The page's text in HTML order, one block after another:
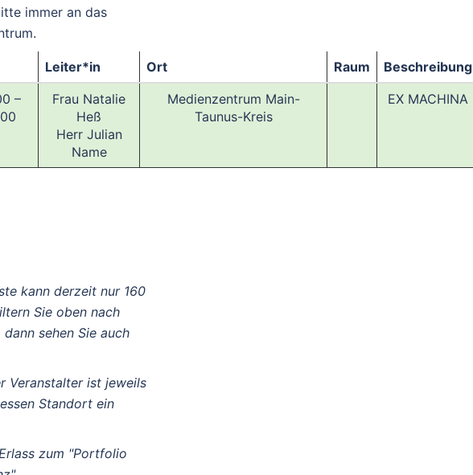
immer an das
Leiter*in Ort Raum
Beschreibung
–
Frau Natalie
Heß
Herr Julian
Name
Medienzentrum Main-
Taunus-Kreis
EX MACHINA
kann derzeit nur 160
Sie oben nach
sehen Sie auch
Veranstalter ist jeweils
Standort ein
zum "Portfolio